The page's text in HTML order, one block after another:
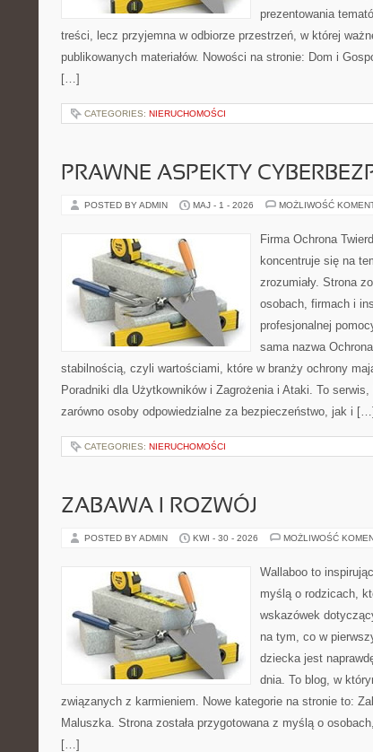
prezentowania
treści, lecz przyjemna w odbiorze przestrzeń, w której
publikowanych materiałów. Nowości na stronie: Dom i
[…]
CATEGORIES: NIERUCHOMOŚCI
PRAWNE ASPEKTY
POSTED BY ADMIN MAJ - 1 - 2026 MOŻLIWOŚĆ
Firma Ochrona
koncentruje się na
zrozumiały. Strona
osobach, firmach i
profesjonalnej
sama nazwa
stabilnością, czyli wartościami, które w branży ochrony
Poradniki dla Użytkowników i Zagrożenia i Ataki. To
zarówno osoby odpowiedzialne za bezpieczeństwo, jak i […]
CATEGORIES: NIERUCHOMOŚCI
ZABAWA I ROZWÓJ
POSTED BY ADMIN KWI - 30 - 2026 MOŻLIWOŚĆ
Wallaboo to
myślą o rodzicach,
wskazówek
na tym, co w
dziecka jest
dnia. To blog, w
związanych z karmieniem. Nowe kategorie na stronie to:
Maluszka. Strona została przygotowana z myślą o
[…]